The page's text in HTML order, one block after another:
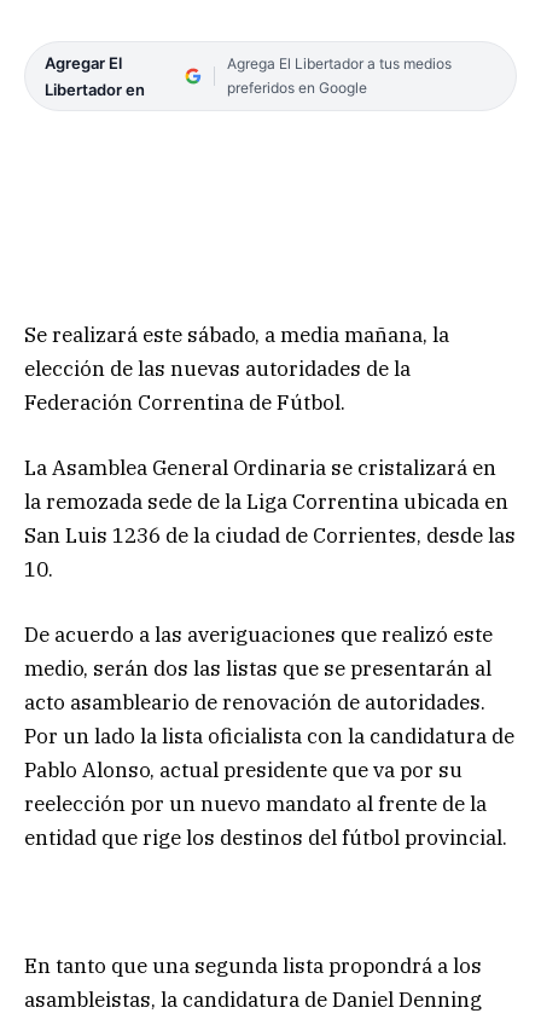
Agregar El
Libertador en
Agrega El Libertador a tus medios
preferidos en Google
Se realizará este sábado, a media mañana, la
elección de las nuevas autoridades de la
Federación Correntina de Fútbol.
La Asamblea General Ordinaria se cristalizará en
la remozada sede de la Liga Correntina ubicada en
San Luis 1236 de la ciudad de Corrientes, desde las
10.
De acuerdo a las averiguaciones que realizó este
medio, serán dos las listas que se presentarán al
acto asambleario de renovación de autoridades.
Por un lado la lista oficialista con la candidatura de
Pablo Alonso, actual presidente que va por su
reelección por un nuevo mandato al frente de la
entidad que rige los destinos del fútbol provincial.
En tanto que una segunda lista propondrá a los
asambleistas, la candidatura de Daniel Denning